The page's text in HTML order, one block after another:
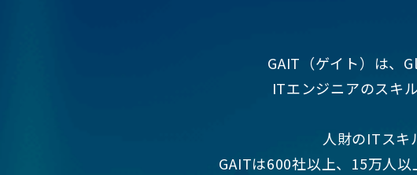
GAIT（ゲイト）は、
ITエンジニアのスキ
人財のITスキ
GAITは600社以上、15万人